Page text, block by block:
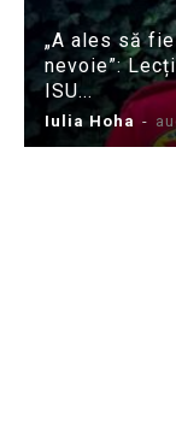
„A ales să
nevoie”:
ISU...
Iulia Hoha -